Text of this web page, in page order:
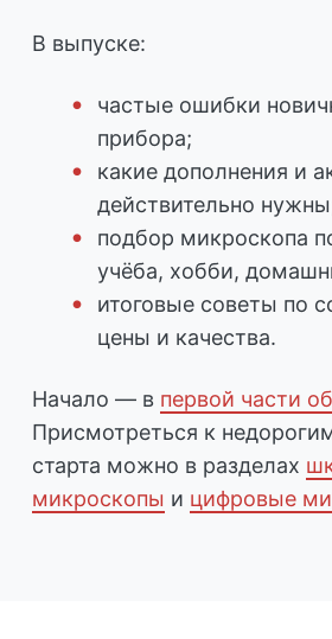
В выпуске:
частые ошибки
прибора;
какие дополнения и
действительно
подбор микроскопа
учёба, хобби,
итоговые советы по
цены и качества.
Начало — в первой части
Присмотреться к
старта можно в разделах
микроскопы и цифровые